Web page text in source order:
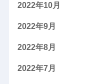
2022年10月
2022年9月
2022年8月
2022年7月